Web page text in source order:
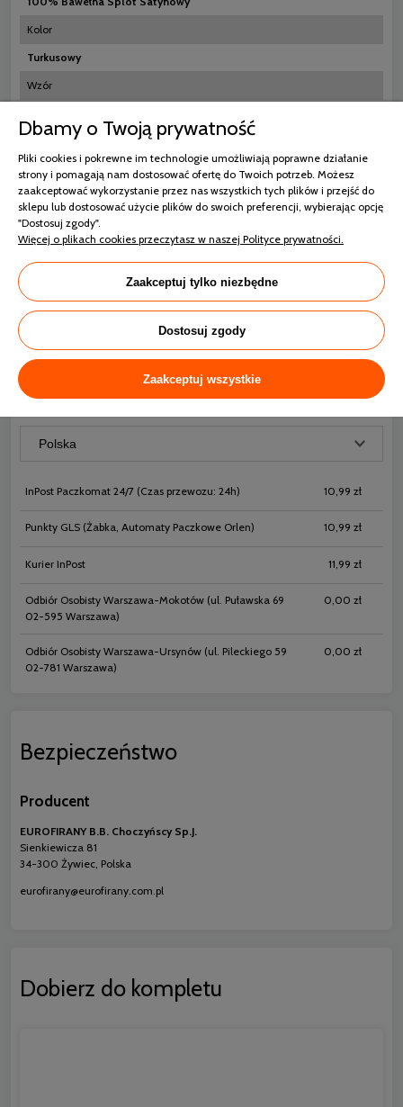
Kolor
Turkusowy
Wzór
Rozmiar poszewek
2x70x80
Ilość poszewek w zestawie
2
Koszty dostawy
Cena nie zawiera ewentualnych
InPost Paczkomat 24/7 (Czas przewozu: 24h) 10,99 zł
Punkty GLS (Żabka, Automaty Paczkowe Orlen) 10,99 zł
Kurier InPost 11,99 zł
Odbiór Osobisty Warszawa-Mokotów (ul. Puławska 69
02-595 Warszawa)
0,00 zł
Odbiór Osobisty Warszawa-Ursynów (ul. Pileckiego 59
02-781 Warszawa)
0,00 zł
Bezpieczeństwo
Producent
EUROFIRANY B.B. Choczyńscy Sp.J.
Sienkiewicza 81
34-300 Żywiec, Polska
eurofirany@eurofirany.com.pl
Dobierz do kompletu
Dbamy o Twoją prywatność
Pliki cookies i pokrewne im technologie umożliwiają poprawne działanie
strony i pomagają nam dostosować ofertę do Twoich potrzeb. Możesz
zaakceptować wykorzystanie przez nas wszystkich tych plików i przejść do
sklepu lub dostosować użycie plików do swoich preferencji, wybierając opcję
"Dostosuj zgody".
Więcej o plikach cookies przeczytasz w naszej Polityce prywatności.
Zaakceptuj tylko niezbędne
Dostosuj zgody
Zaakceptuj wszystkie